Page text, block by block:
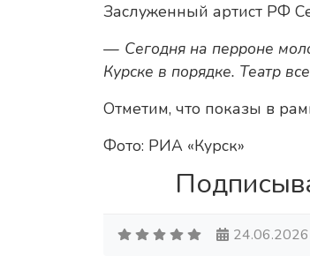
Заслуженный артист РФ
— Сегодня на перроне
Курске в порядке. Театр
Отметим, что показы в
Фото: РИА «Курск»
24.06.2026